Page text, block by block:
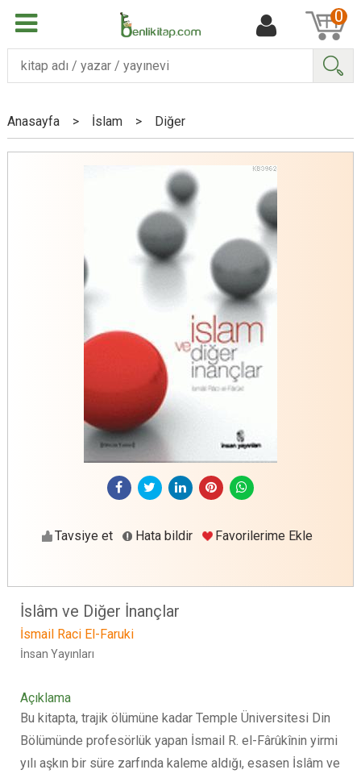
0
Anasayfa > İslam > Diğer
Tavsiye et Hata bildir Favorilerime Ekle
İslâm ve Diğer İnançlar
İsmail Raci El-Faruki
İnsan Yayınları
Açıklama
Bu kitapta, trajik ölümüne kadar Temple Üniversitesi Din
Bölümünde profesörlük yapan İsmail R. el-Fârûkînin yirmi
yılı aşkın bir süre zarfında kaleme aldığı, esasen İslâm ve